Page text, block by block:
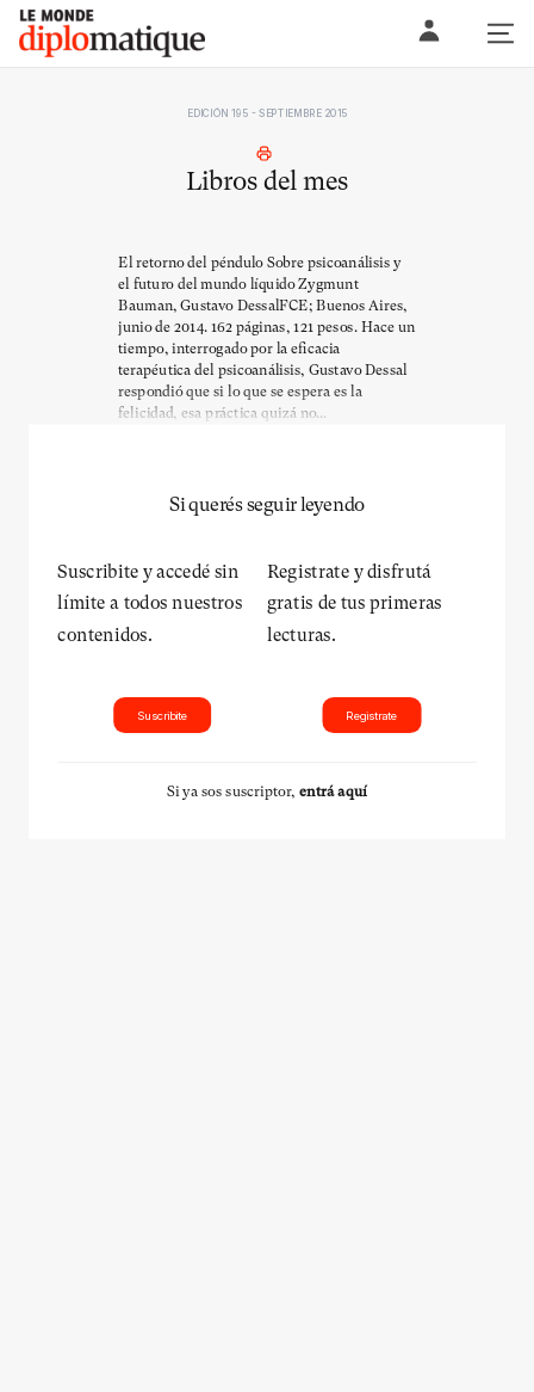
Skip
content
Le monde diplomatique
EDICIÓN 195 - SEPTIEMBRE 2015
Libros del mes
El retorno del péndulo Sobre psicoanálisis y
el futuro del mundo líquido Zygmunt
Bauman, Gustavo DessalFCE; Buenos Aires,
junio de 2014. 162 páginas, 121 pesos. Hace un
tiempo, interrogado por la eficacia
terapéutica del psicoanálisis, Gustavo Dessal
respondió que si lo que se espera es la
felicidad, esa práctica quizá no...
Si querés seguir leyendo
Suscribite y accedé sin
límite a todos nuestros
contenidos.
Suscribite
Registrate y disfrutá
gratis de tus primeras
lecturas.
Registrate
Si ya sos suscriptor, entrá aquí